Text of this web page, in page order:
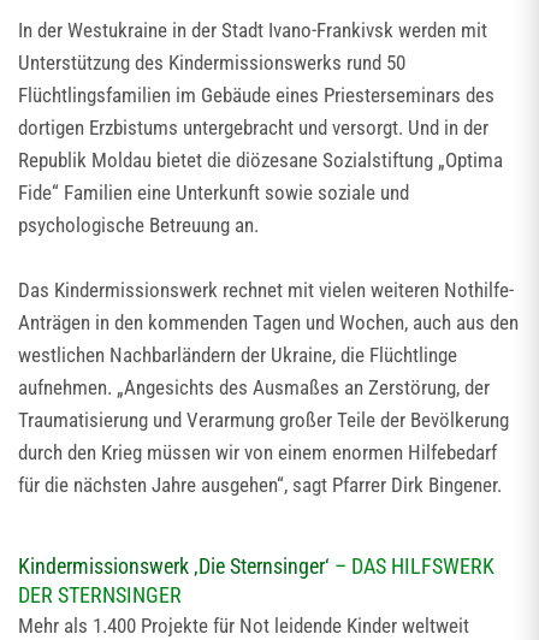
In der Westukraine in der Stadt Ivano-Frankivsk werden mit
Unterstützung des Kindermissionswerks rund 50
Flüchtlingsfamilien im Gebäude eines Priesterseminars des
dortigen Erzbistums untergebracht und versorgt. Und in der
Republik Moldau bietet die diözesane Sozialstiftung „Optima
Fide“ Familien eine Unterkunft sowie soziale und
psychologische Betreuung an.
Das Kindermissionswerk rechnet mit vielen weiteren Nothilfe-
Anträgen in den kommenden Tagen und Wochen, auch aus den
westlichen Nachbarländern der Ukraine, die Flüchtlinge
aufnehmen. „Angesichts des Ausmaßes an Zerstörung, der
Traumatisierung und Verarmung großer Teile der Bevölkerung
durch den Krieg müssen wir von einem enormen Hilfebedarf
für die nächsten Jahre ausgehen“, sagt Pfarrer Dirk Bingener.
Kindermissionswerk ‚Die Sternsinger‘ – DAS HILFSWERK
DER STERNSINGER
Mehr als 1.400 Projekte für Not leidende Kinder weltweit